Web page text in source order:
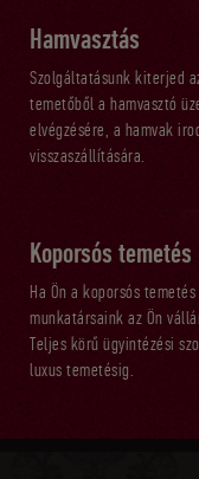
Hamvasztás
Szolgáltatásunk kiterjed
temetőből a hamvasztó
elvégzésére, a hamvak
visszaszállítására.
Koporsós temetés
Ha Ön a koporsós
munkatársaink az Ön
Teljes körű ügyintézési
luxus temetésig.